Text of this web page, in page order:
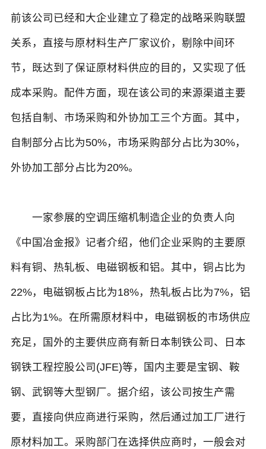
前该公司已经和大企业建立了稳定的战略采购联盟
关系，直接与原材料生产厂家议价，剔除中间环
节，既达到了保证原材料供应的目的，又实现了低
成本采购。配件方面，现在该公司的来源渠道主要
包括自制、市场采购和外协加工三个方面。其中，
自制部分占比为50%，市场采购部分占比为30%，
外协加工部分占比为20%。
一家参展的空调压缩机制造企业的负责人向
《中国冶金报》记者介绍，他们企业采购的主要原
料有铜、热轧板、电磁钢板和铝。其中，铜占比为
22%，电磁钢板占比为18%，热轧板占比为7%，铝
占比为1%。在所需原材料中，电磁钢板的市场供应
充足，国外的主要供应商有新日本制铁公司、日本
钢铁工程控股公司(JFE)等，国内主要是宝钢、鞍
钢、武钢等大型钢厂。据介绍，该公司按生产需
要，直接向供应商进行采购，然后通过加工厂进行
原材料加工。采购部门在选择供应商时，一般会对